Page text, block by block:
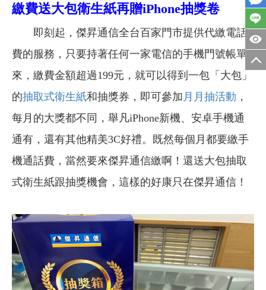
繳費送大包衛生紙再贈iPhone抽獎卷
即刻起，傑昇通信全台百家門市提供代繳電話
費的服務，只要持著任何一家電信的手機門號帳單
來，繳費金額超過199元，就可以得到一包「大包」
的抽取式衛生紙和抽獎券，即可參加 月月抽活動 ，
每月的大獎都不同，舉凡iPhone新機、安卓手機通
通有，還有其他精美3C好禮。既然每個月都要繳手
機通話費，當然要來傑昇通信繳啊！還送大包抽取
式衛生紙跟抽獎機會，這樣的好康只在傑昇通信！